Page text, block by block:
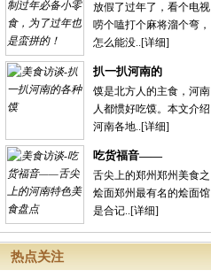
放假了过年了，看个电视
唠个嗑打个麻将溜个弯，
怎么能没..[详细]
扒一扒河南的
馍是北方人的主食，河南
人都惯好吃馍。本文介绍
河南各地..[详细]
吃货福音——
舌尖上的郑州郑州美食之
烩面郑州最有名的烩面馆
是合记..[详细]
热点关注